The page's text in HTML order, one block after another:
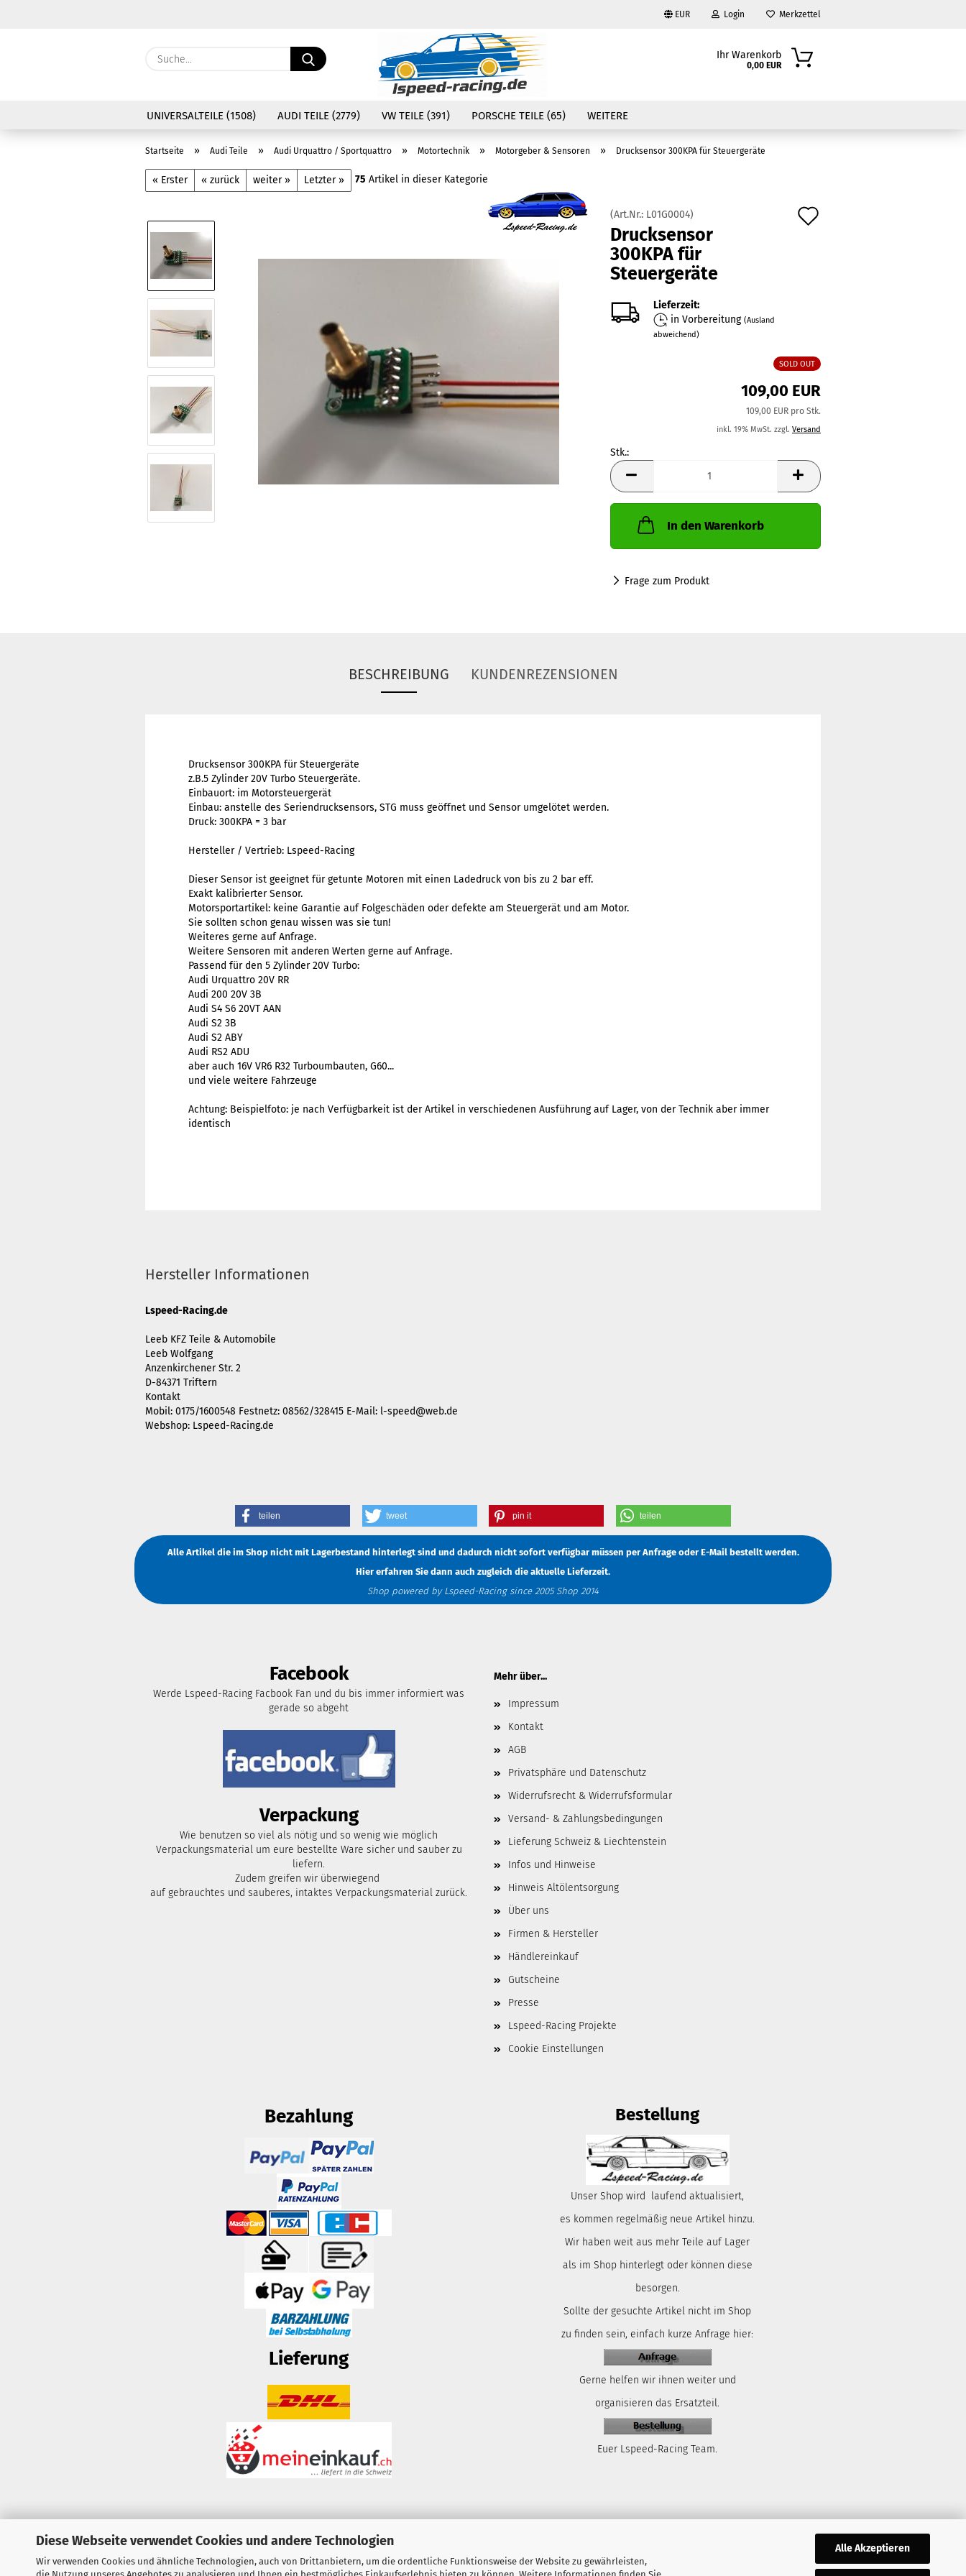
Diese Webseite verwendet Cookies und andere Technologien
Wir verwenden Cookies und ähnliche Technologien, auch von Drittanbietern, um die ordentliche Funktionsweise der Website zu gewährleisten,
die Nutzung unseres Angebotes zu analysieren und Ihnen ein bestmögliches Einkaufserlebnis bieten zu können. Weitere Informationen finden Sie
Alle Akzeptieren
EUR
Währung auswählen
Login
Konto erstellen
Passwort vergessen?
Merkzettel
Suche... Ihr Warenkorb
0,00 EUR
UNIVERSALTEILE (1508) AUDI TEILE (2779) VW TEILE (391) PORSCHE TEILE (65) WEITERE
Startseite » Audi Teile » Audi Urquattro / Sportquattro » Motortechnik » Motorgeber & Sensoren » Drucksensor 300KPA für Steuergeräte
« Erster « zurück weiter » Letzter » 75 Artikel in dieser Kategorie
(Art.Nr.: L01G0004)
Drucksensor
300KPA für
Steuergeräte
Lieferzeit:
in Vorbereitung (Ausland
abweichend)
SOLD OUT
109,00 EUR
109,00 EUR pro Stk.
inkl. 19% MwSt. zzgl. Versand
Stk.:
Stk.
In den Warenkorb
Frage zum Produkt
BESCHREIBUNG KUNDENREZENSIONEN
Drucksensor 300KPA für Steuergeräte
z.B.5 Zylinder 20V Turbo Steuergeräte.
Einbauort: im Motorsteuergerät
Einbau: anstelle des Seriendrucksensors, STG muss geöffnet und Sensor umgelötet werden.
Druck: 300KPA = 3 bar
Hersteller / Vertrieb: Lspeed-Racing
Dieser Sensor ist geeignet für getunte Motoren mit einen Ladedruck von bis zu 2 bar eff.
Exakt kalibrierter Sensor.
Motorsportartikel: keine Garantie auf Folgeschäden oder defekte am Steuergerät und am Motor.
Sie sollten schon genau wissen was sie tun!
Weiteres gerne auf Anfrage.
Weitere Sensoren mit anderen Werten gerne auf Anfrage.
Passend für den 5 Zylinder 20V Turbo:
Audi Urquattro 20V RR
Audi 200 20V 3B
Audi S4 S6 20VT AAN
Audi S2 3B
Audi S2 ABY
Audi RS2 ADU
aber auch 16V VR6 R32 Turboumbauten, G60...
und viele weitere Fahrzeuge
Achtung: Beispielfoto: je nach Verfügbarkeit ist der Artikel in verschiedenen Ausführung auf Lager, von der Technik aber immer
identisch
Hersteller Informationen
Lspeed-Racing.de
Leeb KFZ Teile & Automobile
Leeb Wolfgang
Anzenkirchener Str. 2
D-84371 Triftern
Kontakt
Mobil: 0175/1600548 Festnetz: 08562/328415 E-Mail: l-speed@web.de
Webshop: Lspeed-Racing.de
teilen tweet pin it teilen
Alle Artikel die im Shop nicht mit Lagerbestand hinterlegt sind und dadurch nicht sofort verfügbar müssen per AnfrageoderE-Mailbestellt werden.
Hier erfahren Sie dann auch zugleich die aktuelle Lieferzeit.
Shop powered by Lspeed-Racing since 2005 Shop 2014
Facebook
Werde Lspeed-Racing Facbook Fan und du bis immer informiert was
gerade so abgeht
Verpackung
Wie benutzen so viel als nötig und so wenig wie möglich
Verpackungsmaterial um eure bestellte Ware sicher und sauber zu
liefern.
Zudem greifen wir überwiegend
auf gebrauchtes und sauberes, intaktes Verpackungsmaterial zurück.
Mehr über...
Impressum
Kontakt
AGB
Privatsphäre und Datenschutz
Widerrufsrecht & Widerrufsformular
Versand- & Zahlungsbedingungen
Lieferung Schweiz & Liechtenstein
Infos und Hinweise
Hinweis Altölentsorgung
Über uns
Firmen & Hersteller
Händlereinkauf
Gutscheine
Presse
Lspeed-Racing Projekte
Cookie Einstellungen
Bezahlung
Lieferung
Bestellung
Unser Shop wird laufend aktualisiert,
es kommen regelmäßig neue Artikel hinzu.
Wir haben weit aus mehr Teile auf Lager
als im Shop hinterlegt oder können diese
besorgen.
Sollte der gesuchte Artikel nicht im Shop
zu finden sein, einfach kurze Anfrage hier:
Gerne helfen wir ihnen weiter und
organisieren das Ersatzteil.
Euer Lspeed-Racing Team.
Vertrag widerrufen